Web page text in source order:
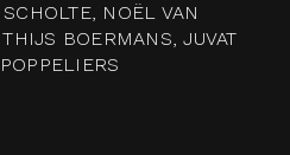
NOËL VAN
BOERMANS, JUVAT